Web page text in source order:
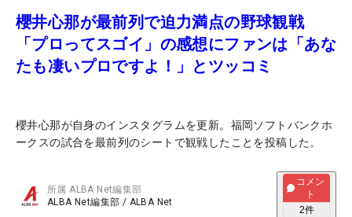
櫻井心那が最前列で迫力満点の野球観戦
「プロってスゴイ」の感想にファンは「あな
たも凄いプロですよ！」とツッコミ
櫻井心那が自身のインスタグラムを更新。福岡ソフトバンクホ
ークスの試合を最前列のシートで観戦したことを投稿した。
所属ALBA Net編集部
ALBA Net編集部 / ALBA Net
コメン
ト
2件